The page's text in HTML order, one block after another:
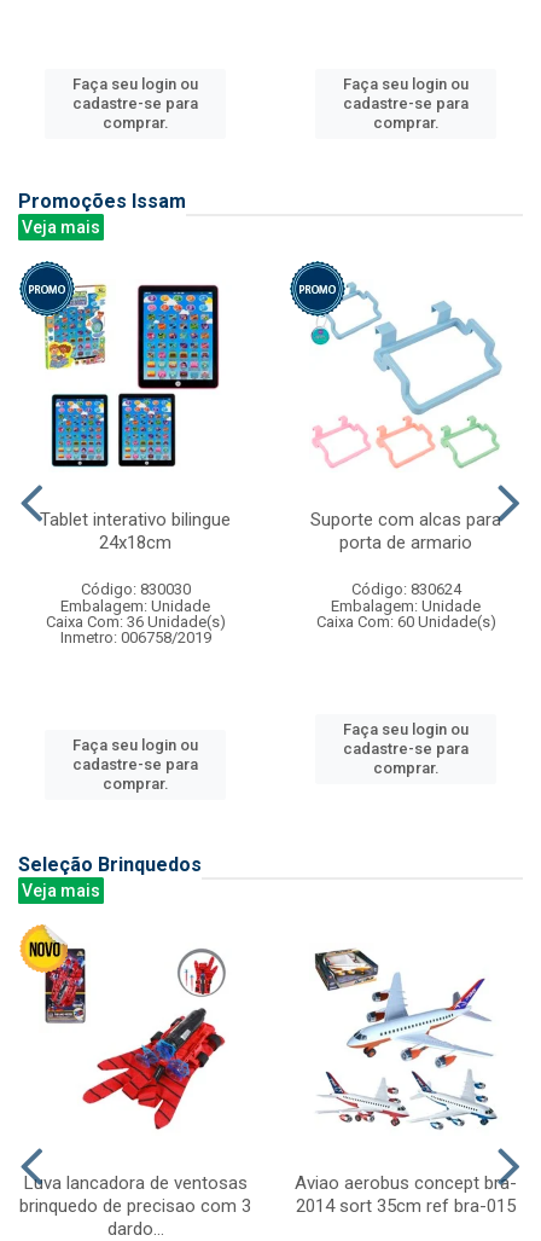
Faça seu login ou
cadastre-se para
comprar.
Faça seu login ou
cadastre-se para
comprar.
Promoções Issam
Veja mais
Tablet interativo bilingue
24x18cm
Código: 830030
Embalagem: Unidade
Caixa Com: 36 Unidade(s)
Inmetro: 006758/2019
Faça seu login ou
cadastre-se para
comprar.
Suporte com alcas para
porta de armario
Código: 830624
Embalagem: Unidade
Caixa Com: 60 Unidade(s)
Faça seu login ou
cadastre-se para
comprar.
Seleção Brinquedos
Veja mais
Luva lancadora de ventosas
brinquedo de precisao com 3
dardo...
Aviao aerobus concept bra-
2014 sort 35cm ref bra-015